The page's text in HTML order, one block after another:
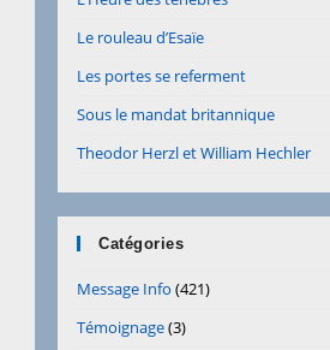
Le rouleau d’Esaïe
Les portes se referment
Sous le mandat britannique
Theodor Herzl et William Hechler
Catégories
Message Info (421)
Témoignage(3)